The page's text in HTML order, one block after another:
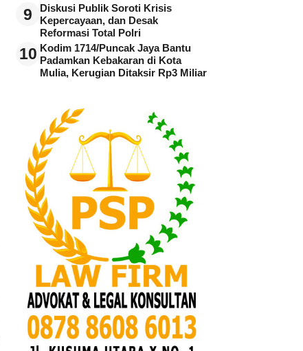
9
Diskusi Publik Soroti Krisis
Kepercayaan, dan Desak
Reformasi Total Polri
10 Kodim 1714/Puncak Jaya Bantu
Padamkan Kebakaran di Kota
Mulia, Kerugian Ditaksir Rp3 Miliar